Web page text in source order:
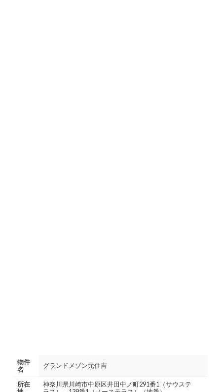
物件
名
グランドメゾン元住吉
所在
神奈川県川崎市中原区井田中ノ町291番1（サウステ